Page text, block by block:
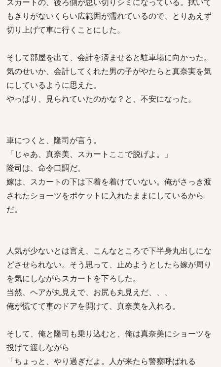
もきりがないくらい広範囲が濡れているので、とりあえず
切り上げて車に行くことにした。
そして部屋を出て、会計を済ませると駐車場に向かった。
気のせいか、会計してくれた男の子がやたらと真奈実を気
にしているように思えた。
やっぱり、見られていたのかな？と、不安になった。
車につくと、隆司が言う。
「じゃあ、真奈美、スカートここで脱げよ。」
隆司は、命令口調だ。
嫁は、スカートの下は下着を着けていない。俺がさっき渡
されたショーツをポケットに入れたままにしているから
だ。
人気が少ないとは言え、こんなところで下半身丸出しにな
どさせられない。そう思って、止めようとしたら嫁が周り
を気にしながらスカートを下ろした。
当然、ヘアが丸見えで、お尻も丸見えだ、、、
俺が慌てて車のドアを開けて、真奈美を入れる。
そして、俺と隆司も乗り込むと、俺は真奈美にショーツを
投げて渡しながら
「ちょっと、やり過ぎだよ。人が来たら警察呼ばれる